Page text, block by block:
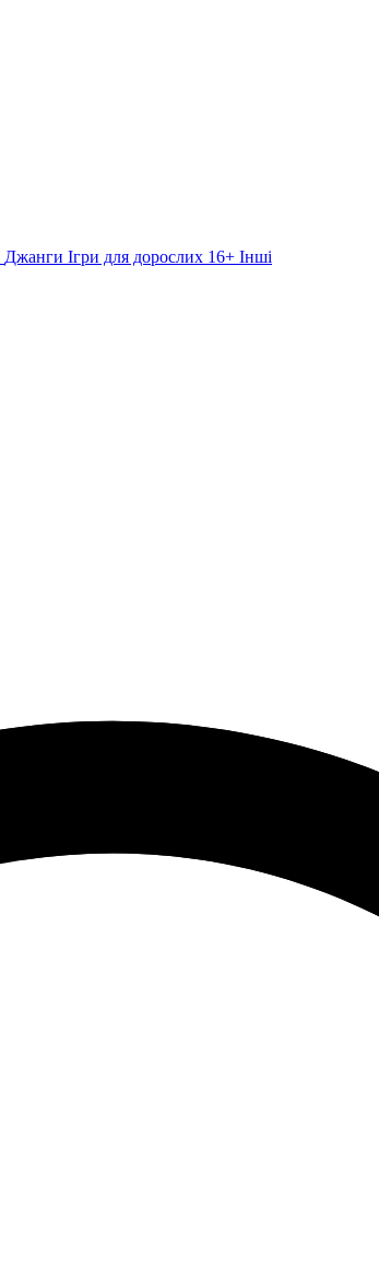
Джанги Ігри для дорослих 16+ Інші